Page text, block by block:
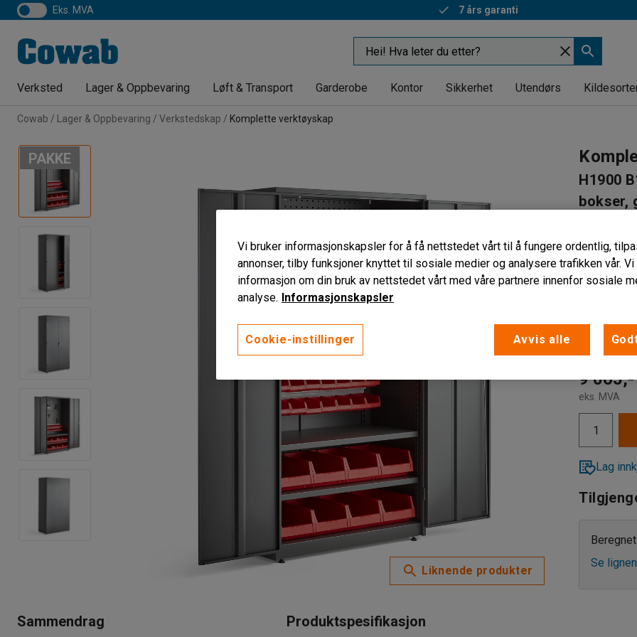
eks. MVA 7 års garanti
Verksted Lager & Oppbevaring Løft & Transport Garderobe Kontor Sikkerhet Utendørs
Cowab Lager & Oppbevaring Verkstedskap Komplette verktøyskap
PAKKE
Liknende produkter
Sammendrag Produktspesifikasjon
H1900
bokser,
Komplett
24
Flyttbare
9 065,-
eks. MVA
Lag
Se
Vi bruker informasjonskapsler for å få nettstedet vårt til å fungere ordentlig,
annonser, tilby funksjoner knyttet til sosiale medier og analysere trafikken vår.
informasjon om din bruk av nettstedet vårt med våre partnere innenfor sosiale
analyse. Informasjonskapsler
Cookie-instillinger Avvis alle